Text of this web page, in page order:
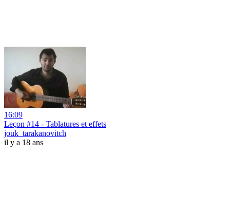
16:09
Leçon #14 - Tablatures et effets
jouk_tarakanovitch
il y a 18 ans